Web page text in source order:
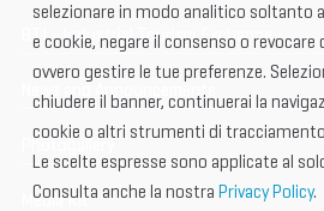
BTI - Industrial Tourism Exchange
News and Announcements
Photogallery
Media Kit
selezionare in modo analitico soltanto
e cookie, negare il consenso o
ovvero gestire le tue preferenze.
chiudere il banner, continuerai la
cookie o altri strumenti di
Le scelte espresse sono applicate al
Consulta anche la nostra Privacy Policy.